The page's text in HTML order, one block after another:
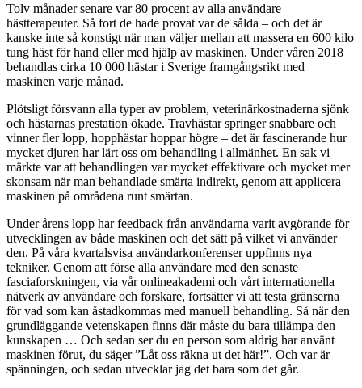
Tolv månader senare var 80 procent av alla användare
hästterapeuter. Så fort de hade provat var de sålda – och det är
kanske inte så konstigt när man väljer mellan att massera en 600 kilo
tung häst för hand eller med hjälp av maskinen. Under våren 2018
behandlas cirka 10 000 hästar i Sverige framgångsrikt med
maskinen varje månad.
Plötsligt försvann alla typer av problem, veterinärkostnaderna sjönk
och hästarnas prestation ökade. Travhästar springer snabbare och
vinner fler lopp, hopphästar hoppar högre – det är fascinerande hur
mycket djuren har lärt oss om behandling i allmänhet. En sak vi
märkte var att behandlingen var mycket effektivare och mycket mer
skonsam när man behandlade smärta indirekt, genom att applicera
maskinen på områdena runt smärtan.
Under årens lopp har feedback från användarna varit avgörande för
utvecklingen av både maskinen och det sätt på vilket vi använder
den. På våra kvartalsvisa användarkonferenser uppfinns nya
tekniker. Genom att förse alla användare med den senaste
fasciaforskningen, via vår onlineakademi och vårt internationella
nätverk av användare och forskare, fortsätter vi att testa gränserna
för vad som kan åstadkommas med manuell behandling. Så när den
grundläggande vetenskapen finns där måste du bara tillämpa den
kunskapen … Och sedan ser du en person som aldrig har använt
maskinen förut, du säger ”Låt oss räkna ut det här!”. Och var är
spänningen, och sedan utvecklar jag det bara som det går.